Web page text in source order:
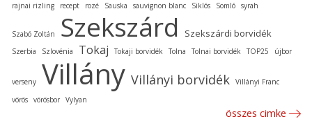
rajnai rizling
recept rozé Sauska sauvignon blanc Siklós Somló syrah
Szabó Zoltán Szekszárd Szekszárdi borvidék
Szerbia Szlovénia Tokaj Tokaji borvidék Tolna Tolnai borvidék TOP25 újbor
verseny Villány Villányi borvidék Villányi Franc
vörös vörösbor Vylyan
összes cimke